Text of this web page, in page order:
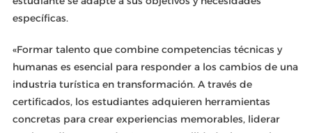
específicas.
«Formar talento que combine competencias técnicas y
humanas es esencial para responder a los cambios de una
industria turística en transformación. A través de
certificados, los estudiantes adquieren herramientas
concretas para crear experiencias memorables, liderar